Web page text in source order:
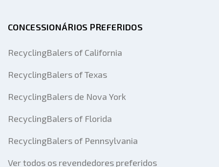
CONCESSIONÁRIOS PREFERIDOS
RecyclingBalers of California
RecyclingBalers of Texas
RecyclingBalers de Nova York
RecyclingBalers of Florida
RecyclingBalers of Pennsylvania
Ver todos os revendedores preferidos